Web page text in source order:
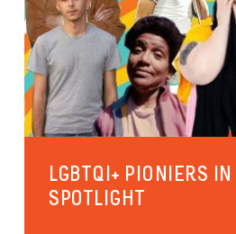
LGBTQI+ PIONIERS
SPOTLIGHT